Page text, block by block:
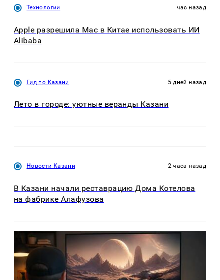
Технологии час назад
Apple разрешила Mac в Китае использовать ИИ
Alibaba
Гид по Казани 5 дней назад
Лето в городе: уютные веранды Казани
Новости Казани 2 часа назад
В Казани начали реставрацию Дома Котелова
на фабрике Алафузова